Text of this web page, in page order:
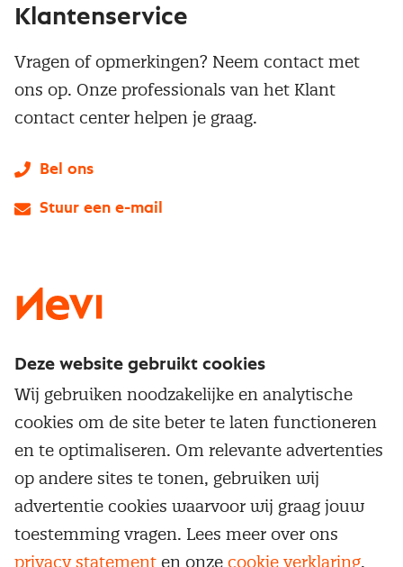
Service & contact
Over inkoop
Netwerk en communities
Aanmelden nieuwsbrief
Word lid van Nevi
Populaire thema's
Aanbesteden
Contractmanagement
Kostenmanagement
Onderhandelen
Opleidingen en trainingen
Trainingen
Opleidingen
Klantenservice
Vragen of opmerkingen? Neem contact met
ons op. Onze professionals van het Klant
contact center helpen je graag.
Bel ons
Stuur een e-mail
Cookievoorkeuren beherenOnzealgemene
Deze website gebruikt cookies
Wij gebruiken noodzakelijke en analytische
cookies om de site beter te laten functioneren
en te optimaliseren. Om relevante advertenties
op andere sites te tonen, gebruiken wij
advertentie cookies waarvoor wij graag jouw
toestemming vragen. Lees meer over ons
privacy statement en onze cookie verklaring.